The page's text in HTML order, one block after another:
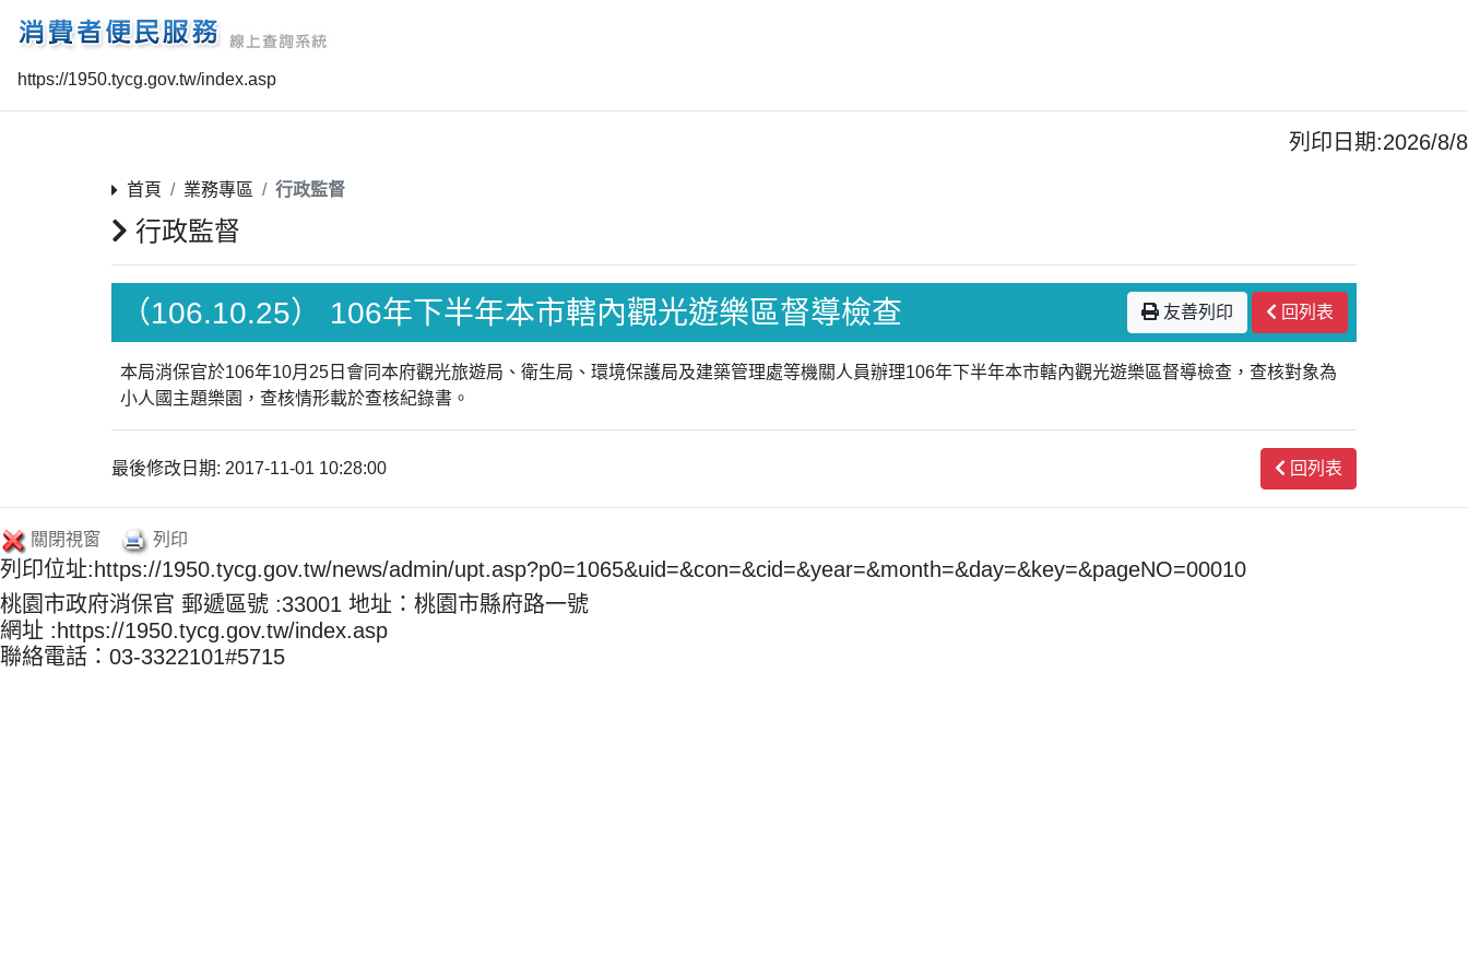
https://1950.tycg.gov.tw/index.asp
列印日期:2026/8/8
首頁 業務專區 行政監督
行政監督
（106.10.25） 106年下半年本市轄內觀光遊樂區督導檢查 友善列印 回列表
本局消保官於106年10月25日會同本府觀光旅遊局、衛生局、環境保護局及建築管理處等機關人員辦理106年下半年本市轄內觀光遊樂區督導檢查，查核對象為
小人國主題樂園，查核情形載於查核紀錄書。
最後修改日期: 2017-11-01 10:28:00 回列表
關閉視窗 列印
列印位址:https://1950.tycg.gov.tw/news/admin/upt.asp?p0=1065&uid=&con=&cid=&year=&month=&day=&key=&pageNO=00010
桃園市政府消保官 郵遞區號 :33001 地址：桃園市縣府路一號
網址 :https://1950.tycg.gov.tw/index.asp
聯絡電話：03-3322101#5715